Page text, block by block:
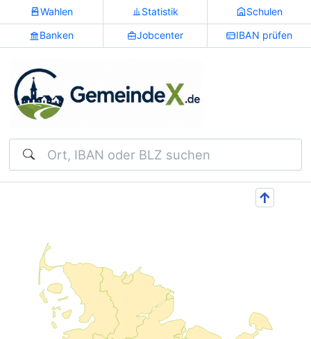
Wahlen Statistik Schulen
Banken Jobcenter IBAN prüfen
Suchen
↑